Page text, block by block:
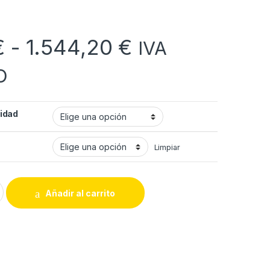
- 1.544,20 € Rango de
IVA
Limpiar
quantity
Añadir al carrito